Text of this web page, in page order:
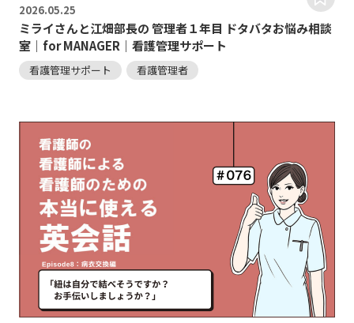
2026.05.25
ミライさんと江畑部長の 管理者１年目 ドタバタお悩み相談
室｜for MANAGER｜看護管理サポート
看護管理サポート 看護管理者